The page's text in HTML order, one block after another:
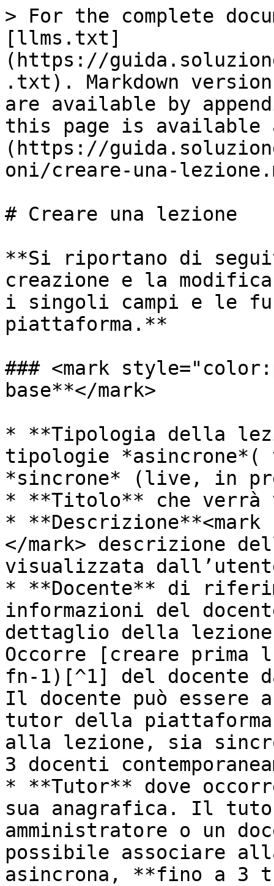
> For the complete
[llms.txt]
(https://
.txt). Markdown
are available by
this page is available
(https://
oni/creare-una-
# Creare una lezione
**Si riportano di
creazione e la
i singoli campi e le
piattaforma.**
### <mark
base**</mark>
* **Tipologia della
tipologie *asincrone*(
*sincrone* (live, in
* **Titolo** che verrà
*
</mark> descrizione
visualizzata
* **Docente** di
informazioni del
dettaglio della
Occorre [creare prima
fn-1)[^1] del docente
Il docente può essere
tutor della
alla lezione, sia
3 docenti
* **Tutor** dove
sua anagrafica. Il
amministratore o un
possibile associare
asincrona, **fino a 3